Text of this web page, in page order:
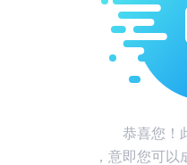
恭喜您！
，意即您可以